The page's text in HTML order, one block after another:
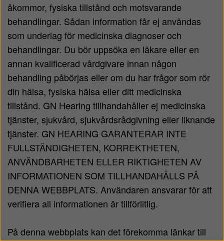
åkommor, fysiska tillstånd och motsvarande
behandlingar. Sådan information får ej användas
som underlag för medicinska diagnoser och
behandlingar. Du bör uppsöka en läkare eller en
annan kvalificerad vårdgivare innan någon
behandling påbörjas eller om du har frågor som rör
din hälsa, fysiska hälsa eller ditt medicinska
tillstånd. GN Hearing tillhandahåller ej medicinska
tjänster, sjukvård, sjukvårdsrådgivning eller liknande
tjänster. GN HEARING GARANTERAR INTE
FULLSTÄNDIGHETEN, KORREKTHETEN,
ANVÄNDBARHETEN ELLER RIKTIGHETEN AV
INFORMATIONEN SOM TILLHANDAHÅLLS PÅ
DENNA WEBBPLATS. Användaren ansvarar för att
verifiera all informationen är tillförlitlig.
På denna webbplats kan det förekomma länkar till